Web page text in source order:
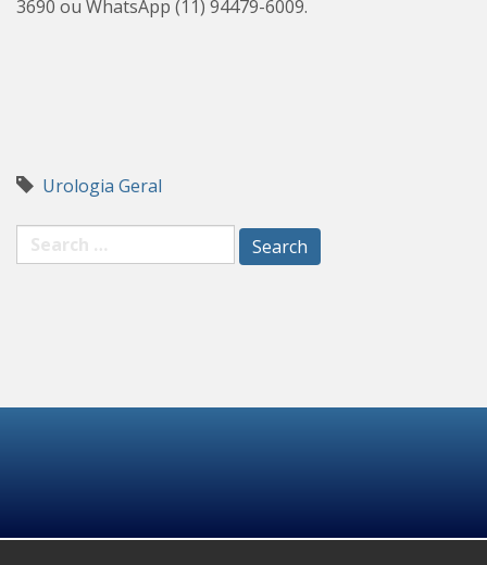
3690 ou WhatsApp (11) 94479-6009.
Urologia Geral
Search
for: